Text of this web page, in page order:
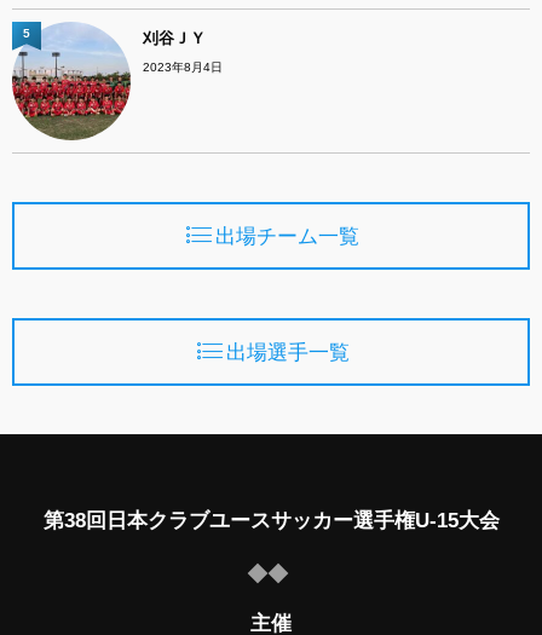
刈谷ＪＹ
2023年8月4日
5
出場チーム一覧
出場選手一覧
第38回日本クラブユースサッカー選手権U-15大会
主催